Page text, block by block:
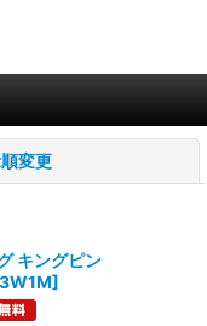
変更
キングピン
]